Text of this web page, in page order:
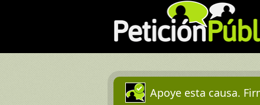
Apoye esta causa.